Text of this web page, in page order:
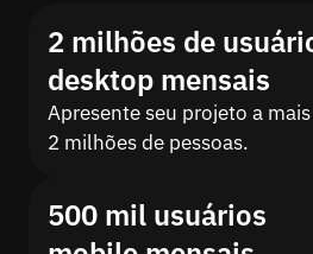
2 milhões de
desktop mensais
Apresente seu projeto a
2 milhões de pessoas.
500 mil usuários